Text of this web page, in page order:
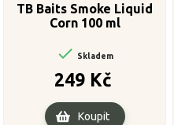
TB Baits Smoke Liquid
Corn 100 ml
 Skladem
249 Kč
Koupit